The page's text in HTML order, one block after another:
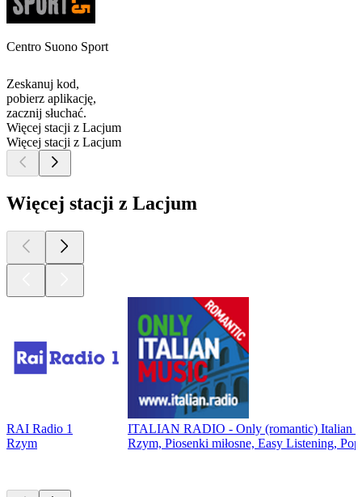
Centro Suono Sport
Zeskanuj kod,
pobierz aplikację,
zacznij słuchać.
Więcej stacji z Lacjum
Więcej stacji z Lacjum
Więcej stacji z Lacjum
RAI Radio 1
Rzym
ITALIAN RADIO - Only (romantic) Italian
Rzym, Piosenki miłosne, Easy Listening,